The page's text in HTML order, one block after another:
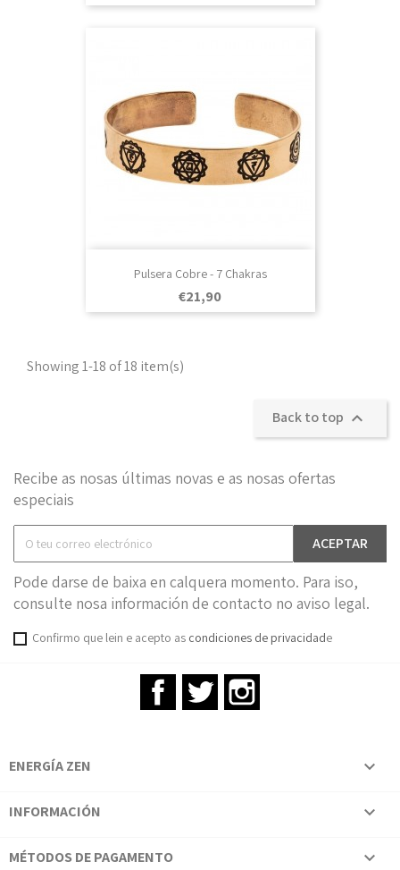
Pulsera Cobre - 7 Chakras
Prezo
€21,90
Showing 1-18 of 18 item(s)
Back to top 
Recibe as nosas últimas novas e as nosas ofertas
especiais
Pode darse de baixa en calquera momento. Para iso,
consulte nosa información de contacto no aviso legal.
Confirmo que lein e acepto as condiciones de privacidade
FacebookTwitter
ENERGÍA ZEN 
INFORMACIÓN 
MÉTODOS DE PAGAMENTO 